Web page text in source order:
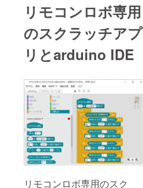
リモコンロボ専用
のスクラッチアプ
リとarduino IDE
リモコンロボ専用のスク